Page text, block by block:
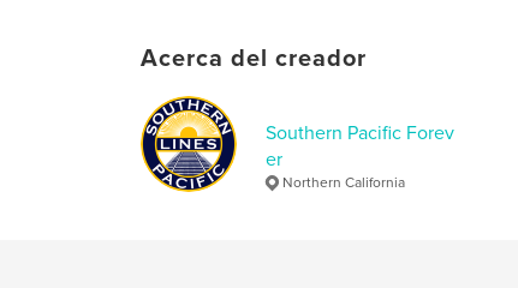
Acerca del creador
Southern Pacific Forev
er
Northern California